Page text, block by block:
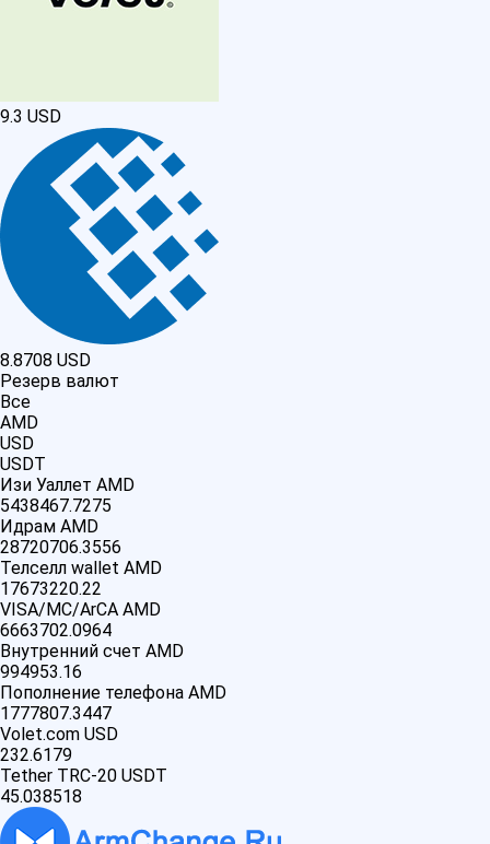
9.3 USD
8.8708 USD
Резерв валют
Все
AMD
USD
USDT
Изи Уаллет AMD
5438467.7275
Идрам AMD
28720706.3556
Телселл wallet AMD
17673220.22
VISA/MC/ArCA AMD
6663702.0964
Внутренний счет AMD
994953.16
Пополнение телефона AMD
1777807.3447
Volet.com USD
232.6179
Tether TRC-20 USDT
45.038518